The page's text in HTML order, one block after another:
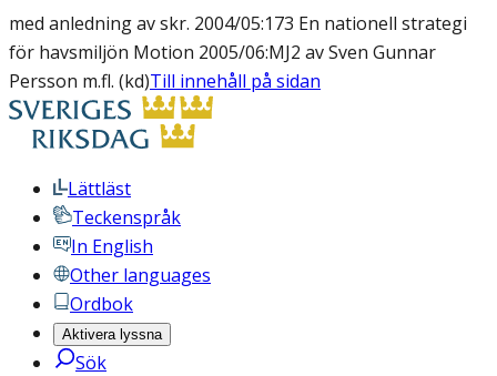
med anledning av skr. 2004/05:173 En nationell strategi
för havsmiljön Motion 2005/06:MJ2 av Sven Gunnar
Persson m.fl. (kd)Till innehåll på sidan
Lättläst
Teckenspråk
In English
Other languages
Ordbok
Aktivera lyssna
Sök